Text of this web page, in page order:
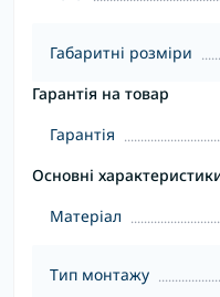
Габаритні розміри
Гарантія на товар
Гарантія
Основні
Матеріал
Тип монтажу